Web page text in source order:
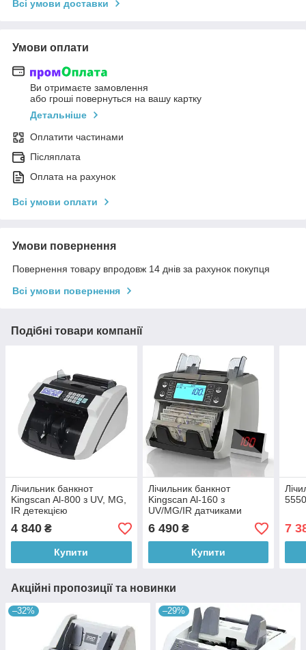
Всі умови доставки
Умови оплати
Ви отримаєте замовлення
або гроші повернуться на вашу картку
Детальніше
Оплатити частинами
Післяплата
Оплата на рахунок
Всі умови оплати
Умови повернення
Повернення товару впродовж 14 днів за рахунок покупця
Всі умови повернення
Подібні товари компанії
Лічильник банкнот
Kingscan Al-800 з UV, MG,
IR детекцією
4 840 ₴
Купити
Лічильник банкнот
Kingscan Al-160 з
UV/MG/IR датчиками
6 490₴
Купити
7
Акційні пропозиції та новинки
–32% –29%